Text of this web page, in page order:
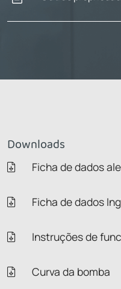
Downloads
Ficha de dados
Ficha de dados
Instruções de
Curva da bomba